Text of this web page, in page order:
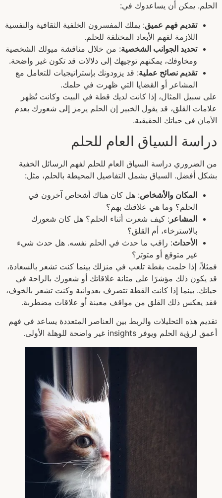
الحلم. يمكن أن يساعدوك في:
تقديم فهم عميق: يملك المفسرون الخلفية الثقافية والنفسية
اللازمة لفهم الأبعاد المختلفة للحلم.
تحديد الجوانب الشخصية: من خلال مناقشة ميولك الشخصية
ومخاوفك، يمكنهم توجيهك إلى دلالات قد تكون غير واضحة.
تقديم نصائح عملية: قد يزودونك بإستراتيجيات للتعامل مع
المشاعر أو القضايا التي ظهرت في حلمك.
على سبيل المثال، إذا كانت لديك قطة في البيت وكانت تُظهر
علامات القلق، قد يقول الخبير إن الحلم يرمز إلى شعورك بعدم
الأمان في حياتك الحقيقية.
دراسة السياق العام للحلم
من الضروري دراسة السياق العام للحلم لفهم الرسائل الخفية
بشكل أفضل. السياق يشمل التفاصيل المحيطة بالحلم، مثل:
المكان والأشخاص: هل كان هناك أشخاص آخرون في
الحلم؟ وما هي علاقتك بهم؟
المشاعر : كيف شعرت أثناء الحلم؟ هل كان شعورك
بالاسترخاء، أم القلق؟
الأحداث: راقب ما حدث في الحلم نفسه. هل حدث شيء
غير متوقع أو متوتر؟
فمثلاً، إذا حلمت بقطة تلعب في منزلك بينما كنت تشعر بالسعادة،
قد يكون ذلك مؤشرًا على متانة علاقاتك أو شعورك بالراحة في
حياتك. بينما إذا كانت القطة تتصرف بعدوانية وكنت تشعر بالخوف،
فقد يعكس ذلك القلق من مواقف معينة أو علاقات مضطربة.
تقديم هذه التحليلات والربط بين العناصر المتعددة يساعد في فهم
أعمق لرؤية الحلم ويوفر insights غير واضحة للوهلة الأولى.